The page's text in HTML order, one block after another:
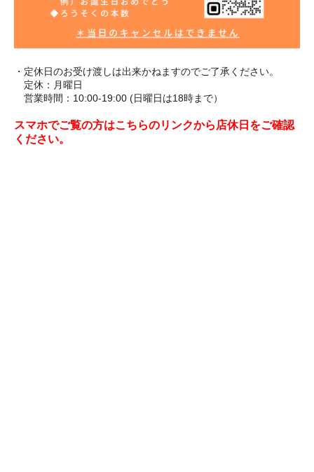
・定休日のお受け渡しは出来かねますのでご了承ください。
定休：月曜日
営業時間：10:00-19:00 (日曜日は18時まで）
スマホでご覧の方はこちらのリンクから店休日をご確認
ください。